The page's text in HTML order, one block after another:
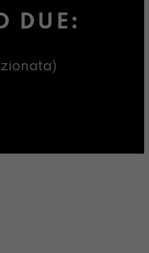
DUE: